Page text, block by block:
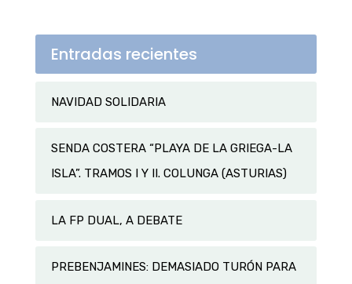
Entradas recientes
NAVIDAD SOLIDARIA
SENDA COSTERA “PLAYA DE LA GRIEGA-LA
ISLA”. TRAMOS I Y II. COLUNGA (ASTURIAS)
LA FP DUAL, A DEBATE
PREBENJAMINES: DEMASIADO TURÓN PARA